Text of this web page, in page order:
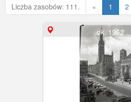
Liczba zasobów: 111. « Poprzednia
1 2
ok. 1962